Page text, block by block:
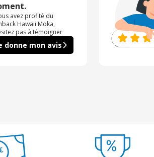
avez profité du
Hawaii Moka,
pas à témoigner
donne mon avis